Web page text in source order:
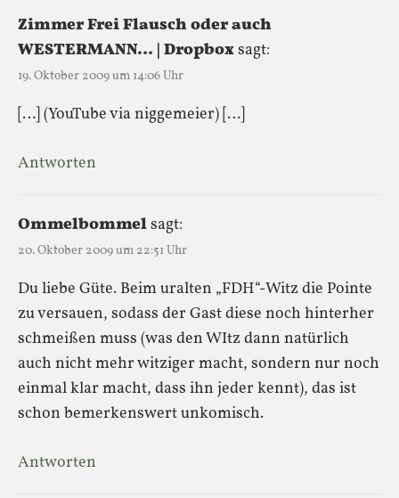
Zimmer Frei Flausch oder auch
WESTERMANN… | Dropboxsagt:
19. Oktober 2009 um 14:06 Uhr
[…] (YouTube via niggemeier) […]
Antworten
Ommelbommelsagt:
20. Oktober 2009 um 22:51 Uhr
Du liebe Güte. Beim uralten „FDH“-Witz die Pointe
zu versauen, sodass der Gast diese noch hinterher
schmeißen muss (was den WItz dann natürlich
auch nicht mehr witziger macht, sondern nur noch
einmal klar macht, dass ihn jeder kennt), das ist
schon bemerkenswert unkomisch.
Antworten